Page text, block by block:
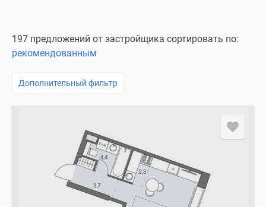
197 предложений от застройщика сортировать по:
рекомендованным
Дополнительный фильтр